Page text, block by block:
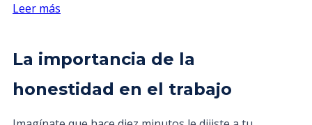
Leer más
La importancia de la
honestidad en el trabajo